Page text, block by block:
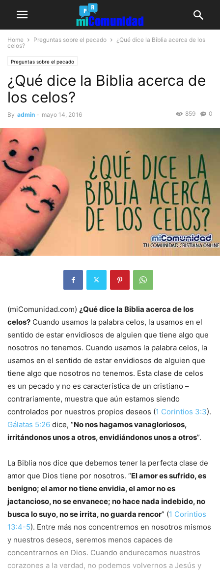
Home Preguntas sobre el pecado
¿Qué dice la Biblia acerca de los
celos?
Preguntas sobre el pecado
¿Qué dice la Biblia acerca de
los celos?
By admin - mayo 14, 2016 0
859
(miComunidad.com) ¿Qué dice la Biblia acerca de los
celos? Cuando usamos la palabra celos, la usamos en el
sentido de estar envidiosos de alguien que tiene algo que
nosotros no tenemos. Cuando usamos la palabra celos, la
usamos en el sentido de estar envidiosos de alguien que
tiene algo que nosotros no tenemos. Esta clase de celos
es un pecado y no es característica de un cristiano –
contrariamente, muestra que aún estamos siendo
controlados por nuestros propios deseos (1 Corintios 3:3).
Gálatas 5:26 dice, “No nos hagamos vanagloriosos,
irritándonos unos a otros, envidiándonos unos a otros”.
La Biblia nos dice que debemos tener la perfecta clase de
amor que Dios tiene por nosotros. “El amor es sufrido, es
benigno; el amor no tiene envidia, el amor no es
jactancioso, no se envanece; no hace nada indebido, no
busca lo suyo, no se irrita, no guarda rencor” (1 Corintios
13:4-5). Entre más nos concentremos en nosotros mismos
y nuestros deseos, seremos menos capaces de
concentrarnos en Dios. Cuando endurecemos nuestros
corazones a la verdad, no podemos volvernos a Jesús y